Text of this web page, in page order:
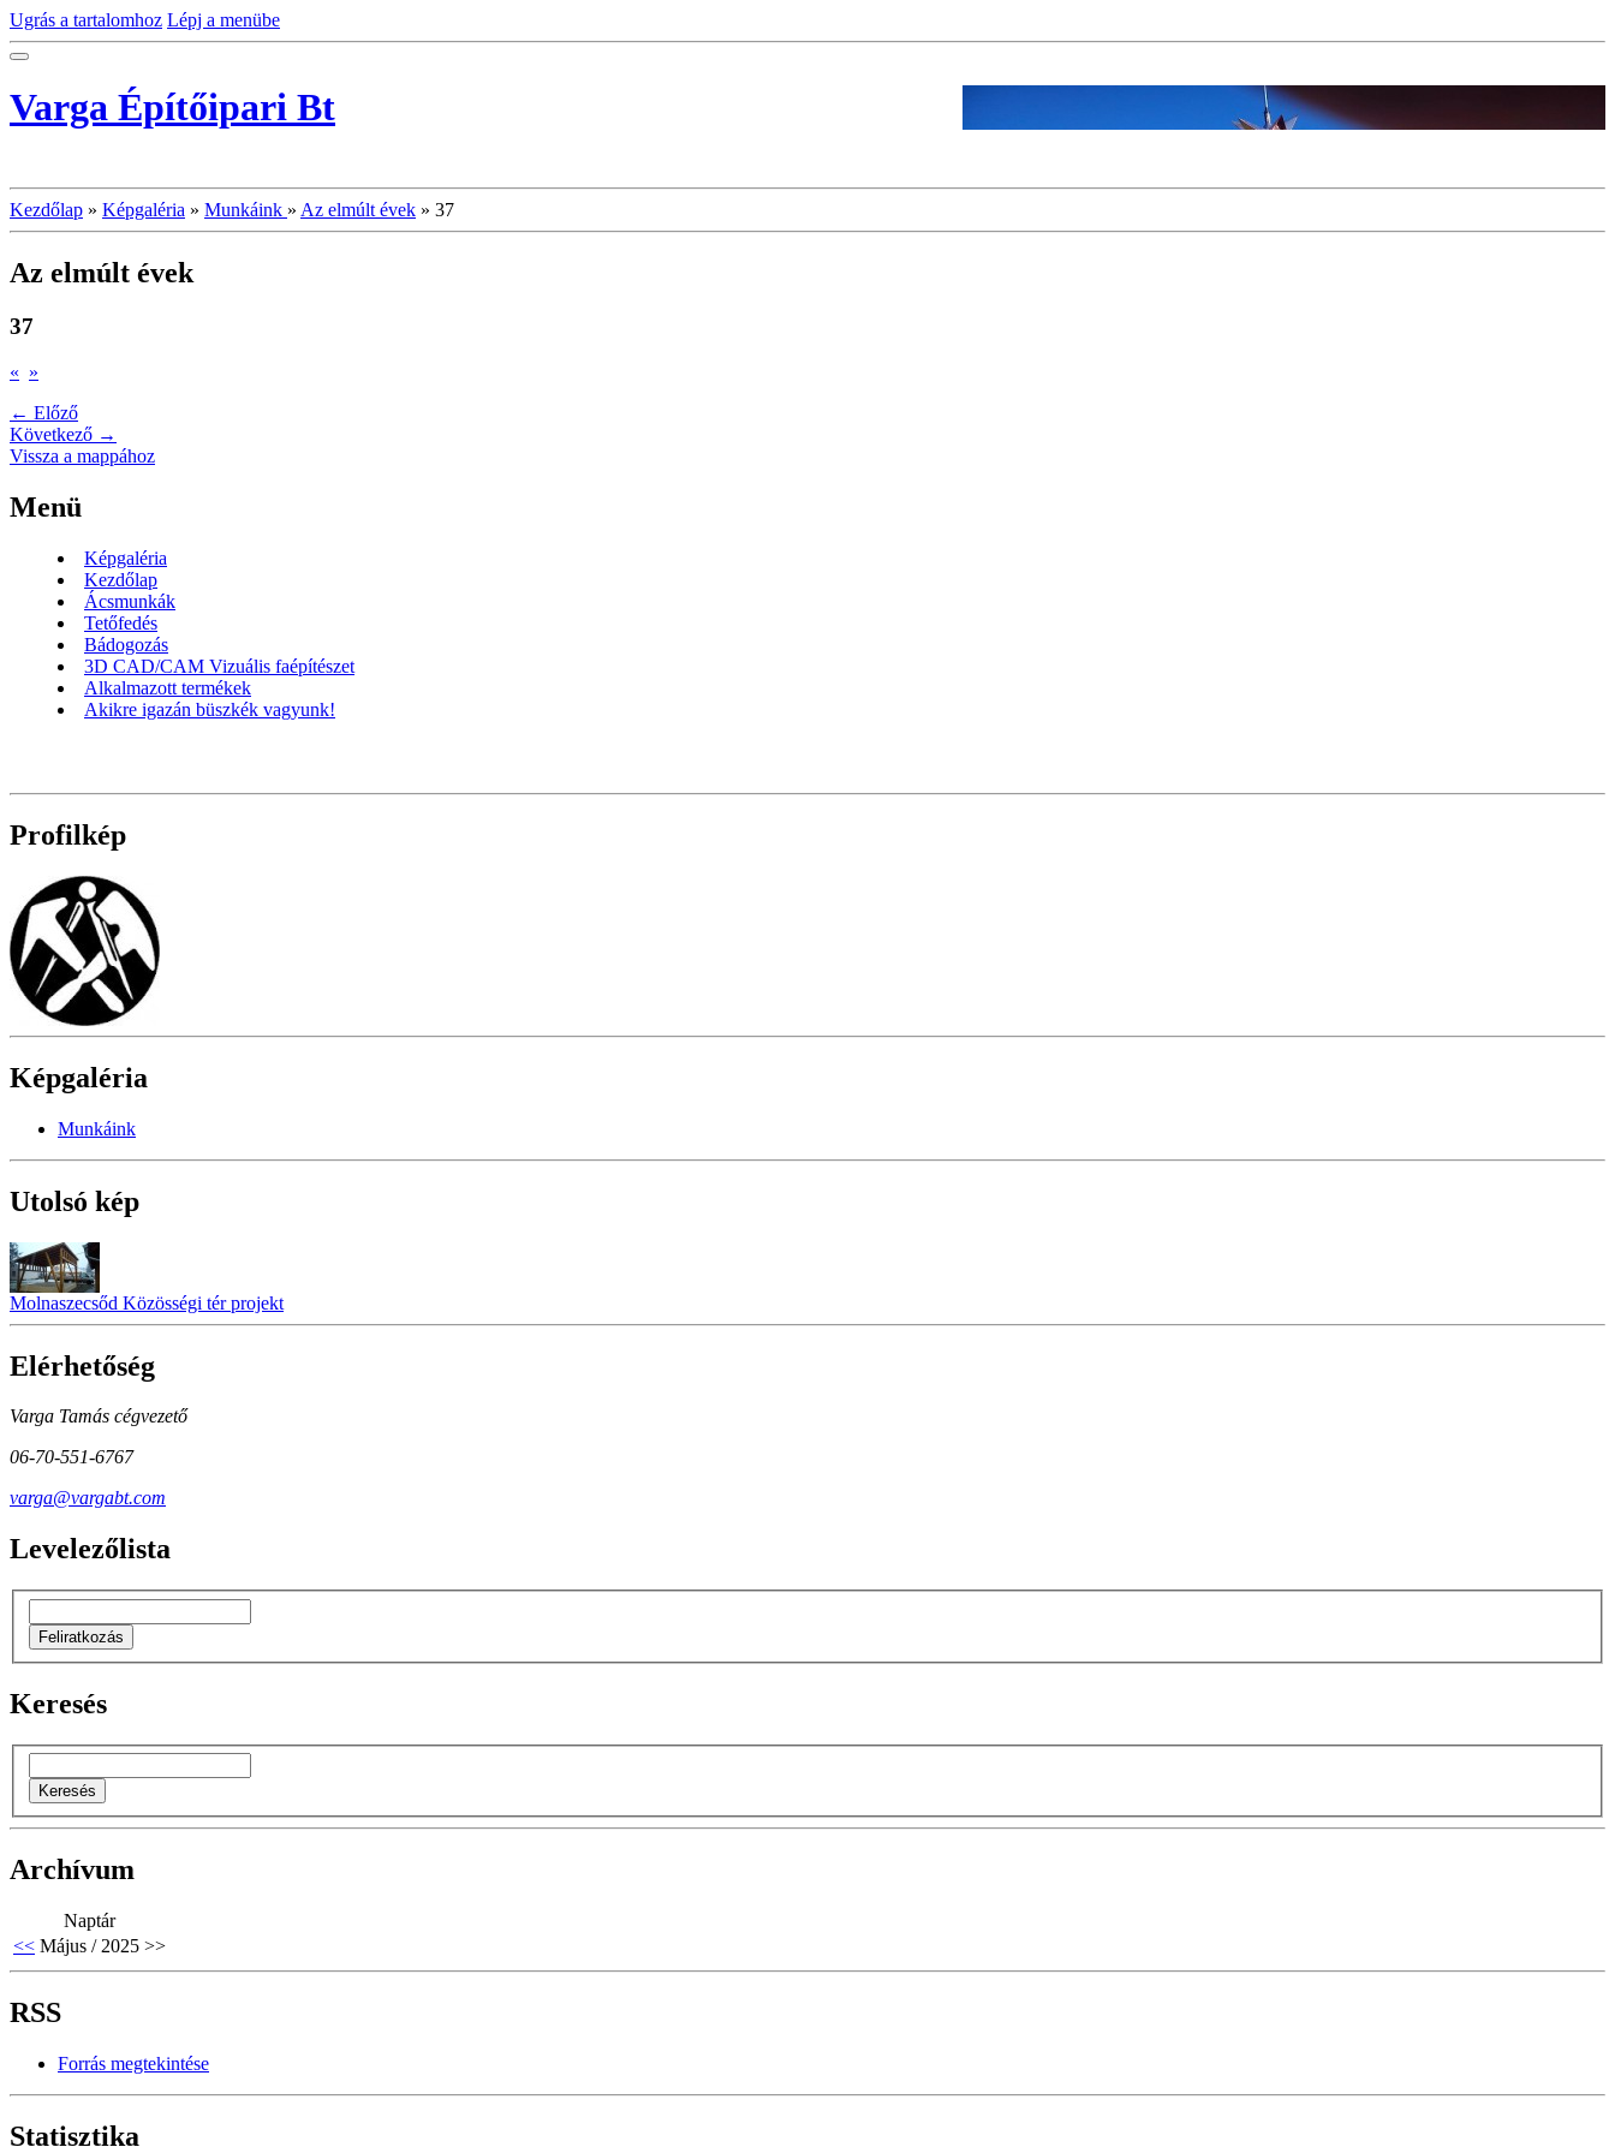
Ugrás a tartalomhoz Lépj a menübe
Varga Építőipari Bt
Kezdőlap » Képgaléria » Munkáink » Az elmúlt évek » 37
Az elmúlt évek
37
« »
← Előző
Következő →
Vissza a mappához
Menü
Képgaléria
Kezdőlap
Ácsmunkák
Tetőfedés
Bádogozás
3D CAD/CAM Vizuális faépítészet
Alkalmazott termékek
Akikre igazán büszkék vagyunk!
Profilkép
Képgaléria
Munkáink
Utolsó kép
Molnaszecsőd Közösségi tér projekt
Elérhetőség
Varga Tamás cégvezető
06-70-551-6767
varga@vargabt.com
Levelezőlista
Keresés
Archívum
Naptár
<< Május / 2025 >>
RSS
Forrás megtekintése
Statisztika